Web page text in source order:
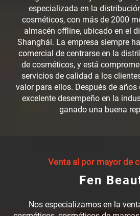
especializada en la
cosméticos, con más de 2000
almacén offline, ubicado en el
Shanghái. La empresa siempre
comercial de centrarse en la
de cosméticos, y está
servicios de calidad a los
valor para ellos. Después de años
excelente desempeño en la
ganado una buena
Venta al por mayor de
Fen
Nos especializamos en la